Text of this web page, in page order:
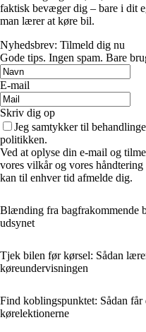
faktisk bevæger dig – bare i dit
man lærer at køre bil.
Nyhedsbrev: Tilmeld dig nu
Gode tips. Ingen spam. Bare
E-mail
Skriv dig op
Jeg samtykker til
politikken.
Ved at oplyse din e-mail og
vores vilkår og vores
kan til enhver tid afmelde dig.
Blænding fra bagfrakommende
udsynet
Tjek bilen før kørsel: Sådan
køreundervisningen
Find koblingspunktet: Sådan
kørelektionerne